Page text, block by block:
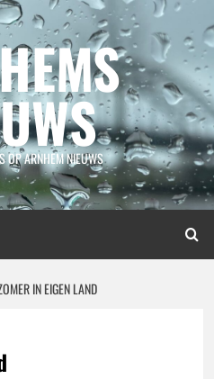
OP ARNHEM NIEUWS
IN EIGEN LAND